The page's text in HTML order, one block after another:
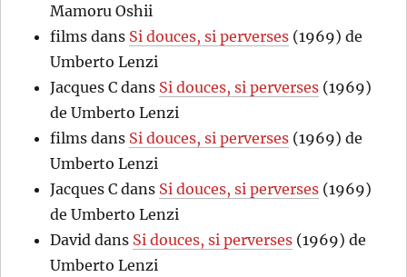
Mamoru Oshii
films dans Si douces, si perverses (1969) de
Umberto Lenzi
Jacques C dans Si douces, si perverses (1969)
de Umberto Lenzi
films dans Si douces, si perverses (1969) de
Umberto Lenzi
Jacques C dans Si douces, si perverses (1969)
de Umberto Lenzi
David dans Si douces, si perverses (1969) de
Umberto Lenzi